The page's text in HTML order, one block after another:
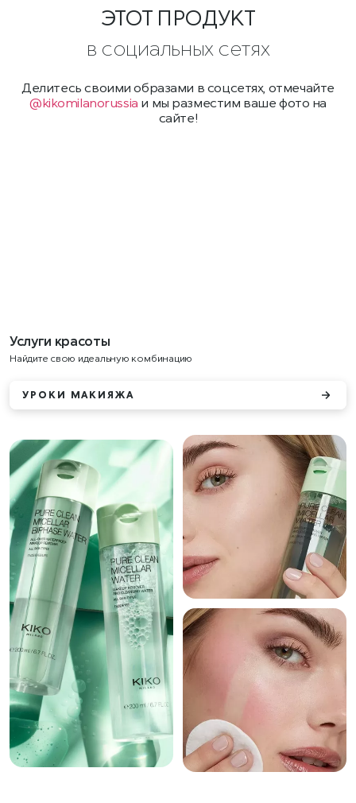
ЭТОТ ПРОДУКТ
в социальных сетях
Делитесь своими образами в соцсетях, отмечайте
@kikomilanorussia и мы разместим ваше фото на
сайте!
Услуги красоты
Найдите свою идеальную комбинацию
УРОКИ МАКИЯЖА